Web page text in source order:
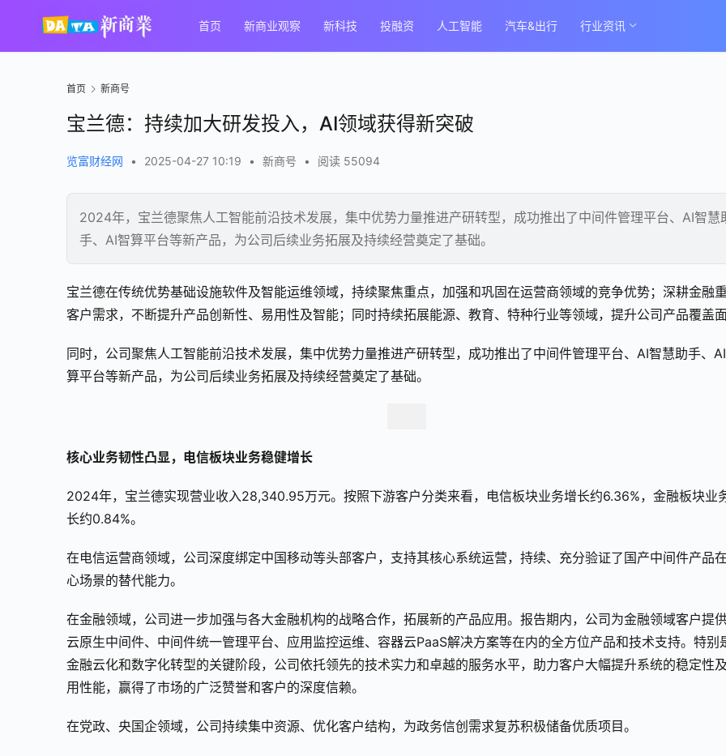
首页 新商业观察 新科技 投融资 人工智能 汽车&出行 行业资讯
首页 新商号
宝兰德：持续加大研发投入，AI领域获得新突破
览富财经网 • 2025-04-27 10:19 • 新商号 • 阅读 55094
2024年，宝兰德聚焦人工智能前沿技术发展，集中优势力量推进产研转型，成功推出了中间件管理平台、AI智慧
手、AI智算平台等新产品，为公司后续业务拓展及持续经营奠定了基础。
宝兰德在传统优势基础设施软件及智能运维领域，持续聚焦重点，加强和巩固在运营商领域的竞争优势；深耕金融
客户需求，不断提升产品创新性、易用性及智能；同时持续拓展能源、教育、特种行业等领域，提升公司产品覆盖面
同时，公司聚焦人工智能前沿技术发展，集中优势力量推进产研转型，成功推出了中间件管理平台、AI智慧助手、
算平台等新产品，为公司后续业务拓展及持续经营奠定了基础。
核心业务韧性凸显，电信板块业务稳健增长
2024年，宝兰德实现营业收入28,340.95万元。按照下游客户分类来看，电信板块业务增长约6.36%，金融板块业
长约0.84%。
在电信运营商领域，公司深度绑定中国移动等头部客户，支持其核心系统运营，持续、充分验证了国产中间件产品
心场景的替代能力。
在金融领域，公司进一步加强与各大金融机构的战略合作，拓展新的产品应用。报告期内，公司为金融领域客户提
云原生中间件、中间件统一管理平台、应用监控运维、容器云PaaS解决方案等在内的全方位产品和技术支持。特别
金融云化和数字化转型的关键阶段，公司依托领先的技术实力和卓越的服务水平，助力客户大幅提升系统的稳定性
用性能，赢得了市场的广泛赞誉和客户的深度信赖。
在党政、央国企领域，公司持续集中资源、优化客户结构，为政务信创需求复苏积极储备优质项目。